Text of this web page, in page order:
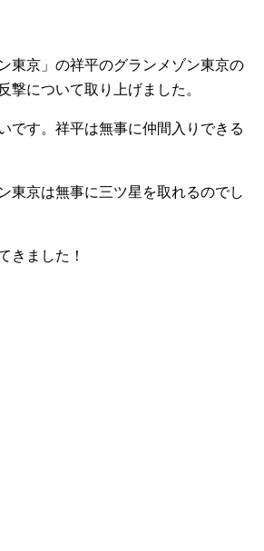
東京」の祥平のグランメゾン東京の
撃について取り上げました。
です。祥平は無事に仲間入りできる
東京は無事に三ツ星を取れるのでし
きました！